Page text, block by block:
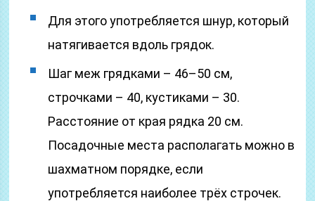
Для этого употребляется шнур, который
натягивается вдоль грядок.
Шаг меж грядками – 46–50 см,
строчками – 40, кустиками – 30.
Расстояние от края рядка 20 см.
Посадочные места располагать можно в
шахматном порядке, если
употребляется наиболее трёх строчек.